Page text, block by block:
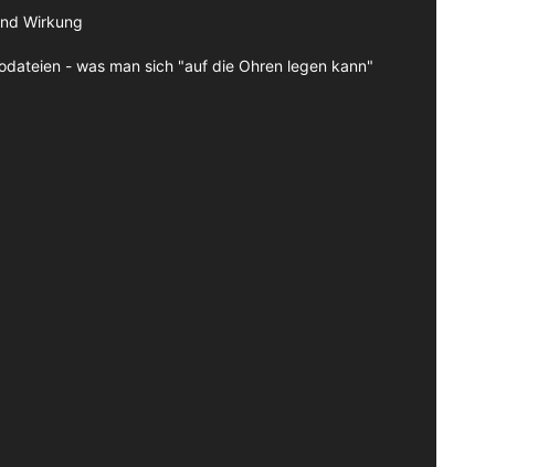
Wirkung
- was man sich "auf die Ohren legen kann"